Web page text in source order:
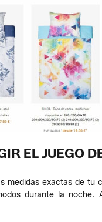
EL JUEGO
medidas exactas de
durante la